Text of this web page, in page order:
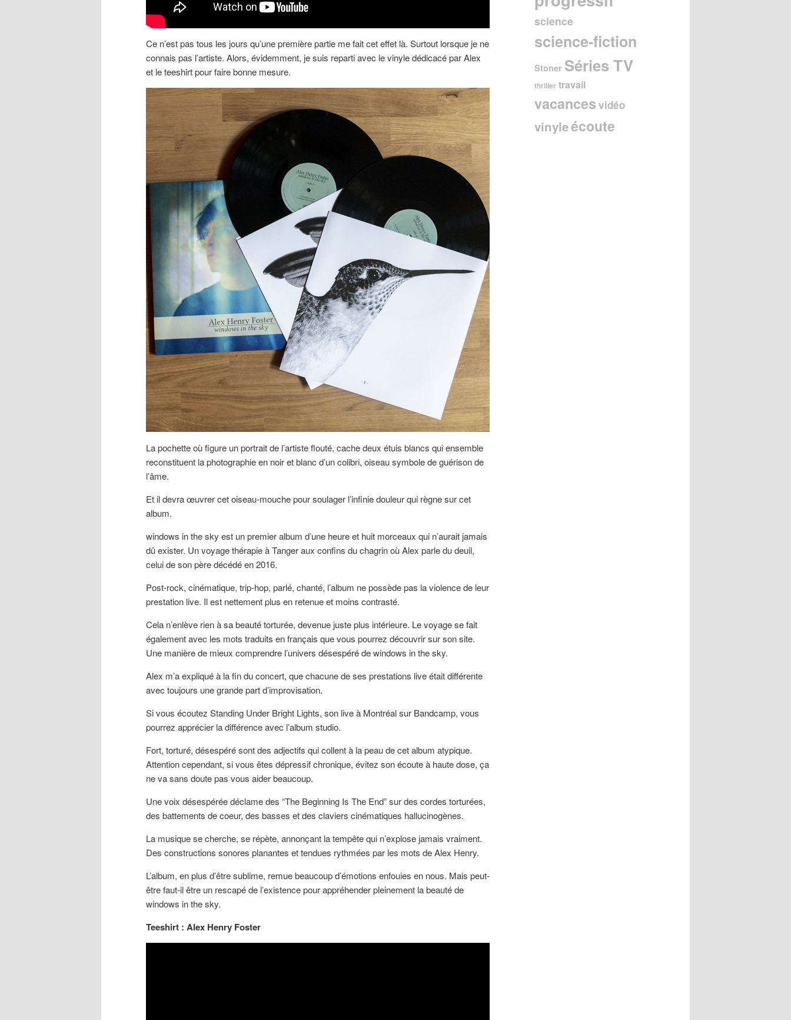
Ce n’est pas tous les jours qu’une première partie me fait cet effet là. Surtout lorsque je ne
connais pas l’artiste. Alors, évidemment, je suis reparti avec le vinyle dédicacé par Alex
et le teeshirt pour faire bonne mesure.
La pochette où figure un portrait de l’artiste flouté, cache deux étuis blancs qui ensemble
reconstituent la photographie en noir et blanc d’un colibri, oiseau symbole de guérison de
l’âme.
Et il devra œuvrer cet oiseau-mouche pour soulager l’infinie douleur qui règne sur cet
album.
windows in the sky est un premier album d’une heure et huit morceaux qui n’aurait jamais
dû exister. Un voyage thérapie à Tanger aux confins du chagrin où Alex parle du deuil,
celui de son père décédé en 2016.
Post-rock, cinématique, trip-hop, parlé, chanté, l’album ne possède pas la violence de leur
prestation live. Il est nettement plus en retenue et moins contrasté.
Cela n’enlève rien à sa beauté torturée, devenue juste plus intérieure. Le voyage se fait
également avec les mots traduits en français que vous pourrez découvrir sur son site.
Une manière de mieux comprendre l’univers désespéré de windows in the sky.
Alex m’a expliqué à la fin du concert, que chacune de ses prestations live était différente
avec toujours une grande part d’improvisation.
Si vous écoutez Standing Under Bright Lights, son live à Montréal sur Bandcamp, vous
pourrez apprécier la différence avec l’album studio.
Fort, torturé, désespéré sont des adjectifs qui collent à la peau de cet album atypique.
Attention cependant, si vous êtes dépressif chronique, évitez son écoute à haute dose, ça
ne va sans doute pas vous aider beaucoup.
Une voix désespérée déclame des “The Beginning Is The End” sur des cordes torturées,
des battements de coeur, des basses et des claviers cinématiques hallucinogènes.
La musique se cherche, se répète, annonçant la tempête qui n’explose jamais vraiment.
Des constructions sonores planantes et tendues rythmées par les mots de Alex Henry.
L’album, en plus d’être sublime, remue beaucoup d’émotions enfouies en nous. Mais peut-
être faut-il être un rescapé de l’existence pour appréhender pleinement la beauté de
windows in the sky.
Teeshirt : Alex Henry Foster
science
science-fiction
Stoner Séries TV
thriller travail
vacances vidéo
vinyleécoute